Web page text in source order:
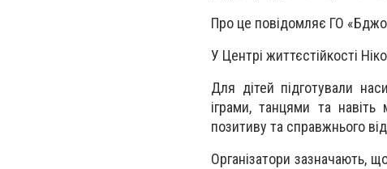
Про це повідомляє ГО
У Центрі життєстійкості
Для дітей підготували
іграми, танцями та
позитиву та справжнього
Організатори зазначають,